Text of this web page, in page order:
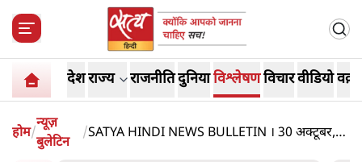
देशराज्य राजनीतिदुनियाविश्लेषणविचारवीडियो
होम/
न्यूज़
बुलेटिन
/SATYA HINDI NEWS BULLETIN । 30 अक्टूबर,